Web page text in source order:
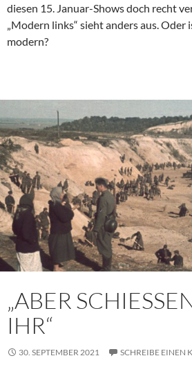
diesen 15. Januar-Shows doch recht
„Modern links“ sieht anders aus. Oder
modern?
„ABER
IHR“
30. SEPTEMBER 2021 SCHREIBE EINEN